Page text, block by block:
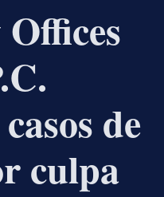
de
culpa